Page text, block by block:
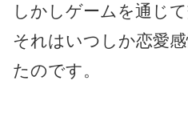
しかしゲームを通じ
それはいつしか恋愛
たのです。